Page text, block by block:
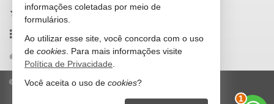
imóveis favoritos
mapa de imóveis
trabalhe conosco
© 2026 CRECI/RS 25036-J Política de Privacidade
2
informações coletadas por meio de
formulários.
Ao utilizar esse site, você concorda com o uso
de cookies . Para mais informações visite
Política de Privacidade
Você aceita o uso de cookies?